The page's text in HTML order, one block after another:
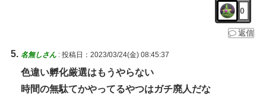
0
返信
名無しさん : 投稿日：2023/03/24(金) 08:45:37
色違い孵化厳選はもうやらない
時間の無駄てかやってるやつはガチ廃人だな